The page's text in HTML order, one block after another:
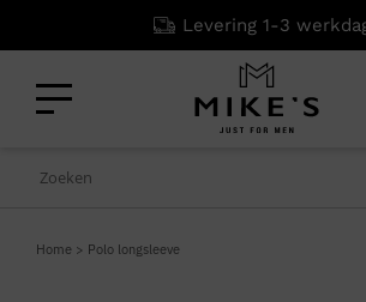
Levering 1-3
Home > Polo longsleeve